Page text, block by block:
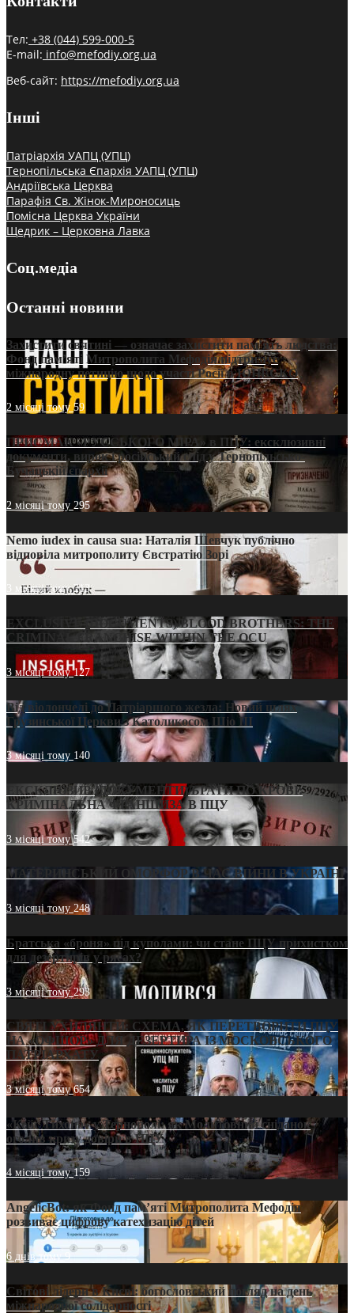
Тел: +38 (044) 599-000-5
E-mail: info@mefodiy.org.ua
Веб-сайт: https://mefodiy.org.ua
Інші
Патріархія УАПЦ (УПЦ)
Тернопільська Єпархія УАПЦ (УПЦ)
Андріївська Церква
Парафія Св. Жінок-Мироносиць
Помісна Церква України
Щедрик – Церковна Лавка
Соц.медіа
Останні новини
Захистити святині — означає захистити пам’ять людства:
Фонд пам’яті Митрополита Мефодія підтримує
міжнародну петицію щодо участі Росії в ЮНЕСКО
2 місяці тому59
ПРИСМАК «РУССЬКОГО МІРА» в ПЦУ: ексклюзивні
документи, вирок і російський слід у Тернопільсько-
Бучацькій єпархії
2 місяці тому 295
Nemo iudex in causa sua: Наталія Шевчук публічно
відповіла митрополиту Євстратію Зорі
3 місяці тому213
EXCLUSIVE (DOCUMENTS)/BLOOD BROTHERS: THE
CRIMINAL FRANCHISE WITHIN THE OCU
3 місяці тому127
Від віолончелі до Патріаршого жезла: Новий шлях
Грузинської Церкви з Католикосом Шіо III
3 місяці тому 140
ЕКСКЛЮЗИВ (ДОКУМЕНТИ)/БРАТИ ПО КРОВІ:
КРИМІНАЛЬНА ФРАНШИЗА В ПЦУ
3 місяці тому542
МАТЕРИНСЬКИЙ ОМОРФОР В ЧАС ВІЙНИ В УКРАЇНІ
3 місяці тому248
Братська «броня» під куполами: чи стане ПЦУ прихистком
для дезертирів у рясах?
3 місяці тому293
СВЯТІ УХИЛЯНТИ: СХЕМА, ЯК ПЕРЕТВОРИТИ ПЦУ
НА «ОФШОР» ДЛЯ ДЕЗЕРТИРА ІЗ МОСКОВСЬКОГО
ПАТРІАРХАТУ
3 місяці тому654
«Кейс Тихона» у Тернополі: як Молитовний сніданок
оголив кризу довіри в ПЦУ
4 місяці тому159
AngelicBot: як Фонд пам’яті Митрополита Мефодія
розвиває цифрову катехизацію дітей
6 днів тому9
Світові лідери в Києві: богословський погляд на день
міжнародної солідарності